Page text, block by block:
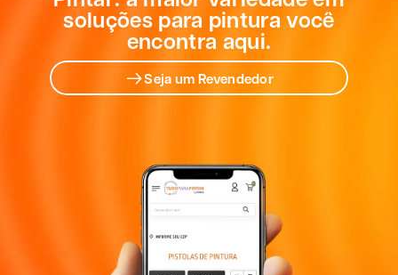
soluções para pintura você
encontra aqui.
Seja um Revendedor